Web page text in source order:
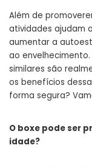
Além de
atividades ajudam
aumentar a
ao
similares são
os benefícios
forma segura?
O boxe pode ser
idade?